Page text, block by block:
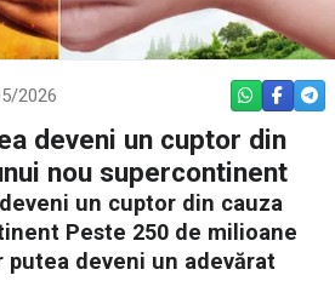
2026 WHATSAPP
deveni un cuptor din
nou supercontinent
un cuptor din cauza
Peste 250 de milioane
putea deveni un adevărat